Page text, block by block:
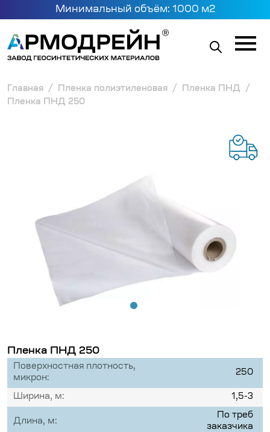
Главная Пленка полиэтиленовая
Пленка ПНД
Пленка ПНД 250
Пленка ПНД 250
Поверхностная плотность,
микрон:
250
Ширина, м: 1,5-3
Длина, м:
По треб
заказчика
Минимальный объём: 1000 м2